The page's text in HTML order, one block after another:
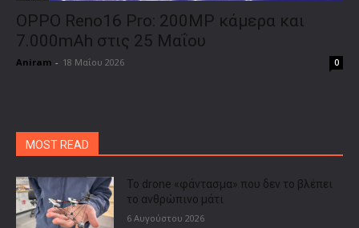
OPPO Reno16 Pro: 200MP κάμερα και
7.000mAh στις 25 Μαΐου
Aniram - 18 Μαΐου 2026 0
MOST READ
Το drone «φάντασμα» που δεν το βλέπει
το ανθρώπινο μάτι
6 Αυγούστου 2026